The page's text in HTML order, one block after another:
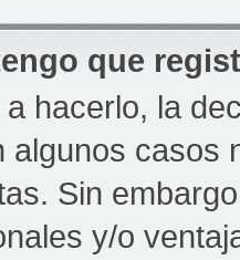
que
hacerlo, la
algunos casos
Sin
y/o